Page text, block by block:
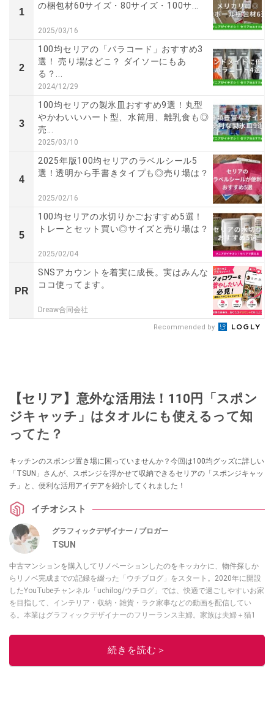
1
の梱包材60サイズ・80サイズ・100サ...
2025/03/16
2
100均セリアの「パラコード」おすすめ3
選！ 売り場はどこ？ ダイソーにもあ
る？...
2024/12/29
3
100均セリアの製氷皿おすすめ9選！丸型
やかわいいハート型、水筒用、離乳食も◎
売...
2025/03/10
4
2025年版100均セリアのラベルシール5
選！透明から手書きタイプも◎売り場は？
2025/02/16
5
100均セリアの水切りかごおすすめ5選！
トレーとセット買い◎サイズと売り場は？
2025/02/04
PR
SNSアカウントを着実に成長。実はみんな
ココ使ってます。
Dreaw合同会社
Recommended by
【セリア】意外な活用法！110円「スポン
ジキャッチ」はタオルにも使えるって知
ってた？
キッチンのスポンジ置き場に困っていませんか？今回は100均グッズに詳しい
「TSUN」さんが、スポンジを浮かせて収納できるセリアの「スポンジキャッ
チ」と、便利な活用アイデアを紹介してくれました！
イチオシスト
グラフィックデザイナー / ブロガー
TSUN
中古マンションを購入してリノベーションしたのをキッカケに、物件探しか
らリノベ完成までの記録を綴った「ウチブログ」をスタート。2020年に開設
したYouTubeチャンネル「uchilog/ウチログ」では、快適で過ごしやすいお家
を目指して、インテリア・収納・雑貨・ラク家事などの動画を配信してい
る。本業はグラフィックデザイナーのフリーランス主婦。家族は夫婦＋猫1
ノベ人気事例1位
続きを読む＞